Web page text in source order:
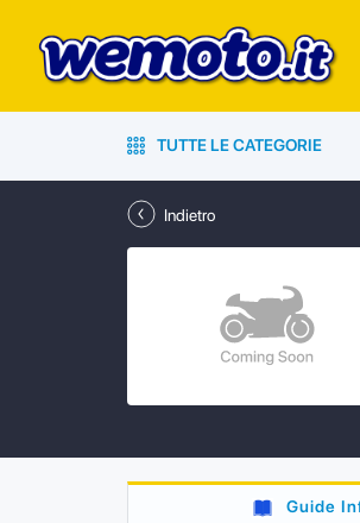
TUTTE LE CATEGORIE
Indietro
Guide